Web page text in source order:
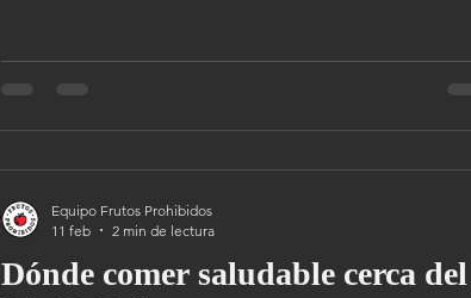
Polanco, Pedregal y Satélite.
Dónde comer saludable cerca del
Equipo Frutos Prohibidos
11 feb
2 min de lectura